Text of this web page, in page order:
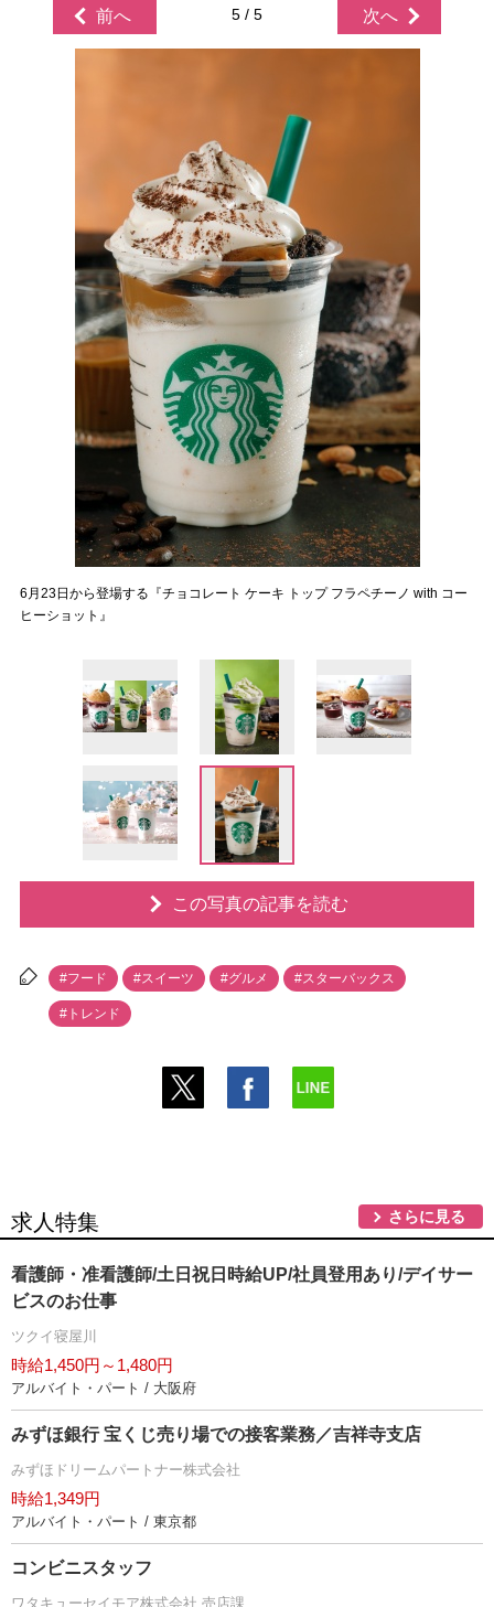
前へ 5 / 5 次へ
6月23日から登場する『チョコレート ケーキ トップ フラペチーノ with コー
ヒーショット』
この写真の記事を読む
#フード #スイーツ #グルメ #スターバックス
#トレンド
求人特集 さらに見る
看護師・准看護師/土日祝日時給UP/社員登用あり/デイサー
ビスのお仕事
ツクイ寝屋川
時給1,450円～1,480円
アルバイト・パート / 大阪府
みずほ銀行 宝くじ売り場での接客業務／吉祥寺支店
みずほドリームパートナー株式会社
時給1,349円
アルバイト・パート / 東京都
コンビニスタッフ
ワタキューセイモア株式会社 売店課